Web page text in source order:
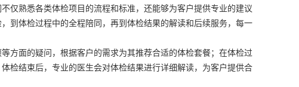
仅熟悉各类体检项目的流程和标准，还能够为客户提供专业的建议
到体检过程中的全程陪同，再到体检结果的解读和后续服务，每一
方面的疑问，根据客户的需求为其推荐合适的体检套餐；在体检过
检结束后，专业的医生会对体检结果进行详细解读，为客户提供合